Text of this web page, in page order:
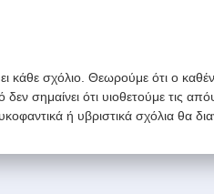
κάθε σχόλιο. Θεωρούμε ότι ο
σημαίνει ότι υιοθετούμε τις
ή υβριστικά σχόλια θα